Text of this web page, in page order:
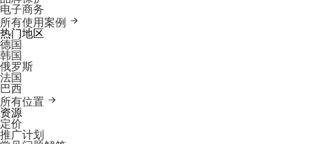
电子商务
所有使用案例
热门地区
德国
韩国
俄罗斯
法国
巴西
所有位置
资源
定价
推广计划